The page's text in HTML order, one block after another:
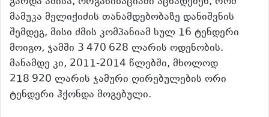
მამუკა მელიქიძის თანამდებობაზე დანიშვნის
შემდეგ, მისი ძმის კომპანიამ სულ 16 ტენდერი
მოიგო, ჯამში 3 470 628 ლარის ოდენობის.
მანამდე კი, 2011-2014 წლებში, მხოლოდ
218 920 ლარის ჯამური ღირებულების ორი
ტენდერი ჰქონდა მოგებული.